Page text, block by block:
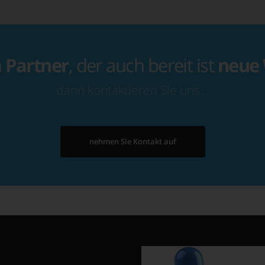
Partner, der auch bereit ist neue
dann kontaktieren Sie uns…
nehmen Sie Kontakt auf